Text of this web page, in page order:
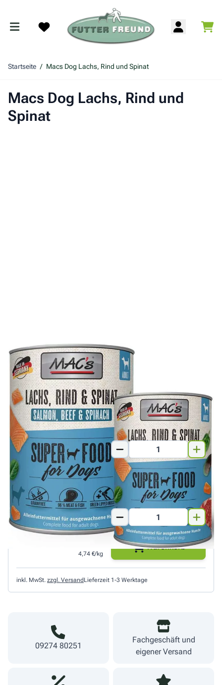
Startseite / Macs Dog Lachs, Rind und Spinat
Macs Dog Lachs, Rind und
Spinat
Die getreidefreie Sorte Lachs, Rind & Spinat von Macs ist
was ganz besonderes für Fischliebhaber. Ihren Liebling
erwartet eine leckere Kombination aus Rind, Lachs, Spinat
und Grünlippmuschel.
400 g
2,29 €
5,72 €/kg
Warenkorb
800 g
4,74 €/kg
Warenkorb
inkl. MwSt. zzgl. Versand Lieferzeit 1-3 Werktage
09274 80251
Fachgeschäft und
eigener Versand